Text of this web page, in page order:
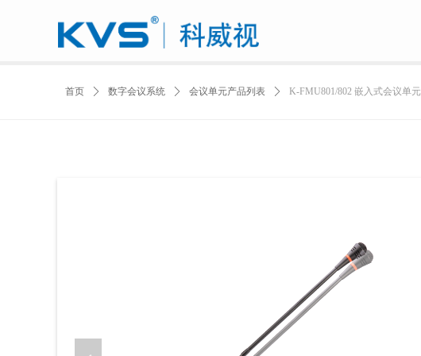
首页 ꄲ 数字会议系统 ꄲ 会议单元产品列表 ꄲ K-FMU801/802 嵌入式会议单元